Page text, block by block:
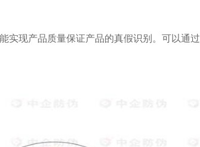
实现产品质量保证产品的真假识别。可以通过